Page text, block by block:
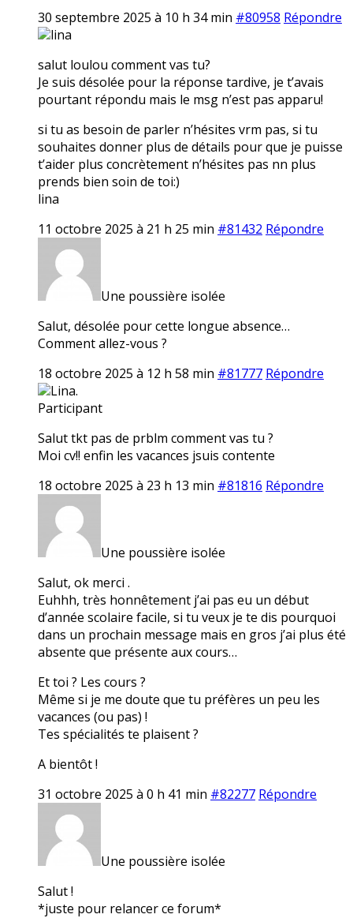
30 septembre 2025 à 10 h 34 min #80958 Répondre
lina
salut loulou comment vas tu?
Je suis désolée pour la réponse tardive, je t’avais
pourtant répondu mais le msg n’est pas apparu!
si tu as besoin de parler n’hésites vrm pas, si tu
souhaites donner plus de détails pour que je puisse
t’aider plus concrètement n’hésites pas nn plus
prends bien soin de toi:)
lina
11 octobre 2025 à 21 h 25 min #81432 Répondre
Une poussière isolée
Salut, désolée pour cette longue absence…
Comment allez-vous ?
18 octobre 2025 à 12 h 58 min #81777 Répondre
Lina.
Participant
Salut tkt pas de prblm comment vas tu ?
Moi cv!! enfin les vacances jsuis contente
18 octobre 2025 à 23 h 13 min #81816 Répondre
Une poussière isolée
Salut, ok merci .
Euhhh, très honnêtement j’ai pas eu un début
d’année scolaire facile, si tu veux je te dis pourquoi
dans un prochain message mais en gros j’ai plus été
absente que présente aux cours…
Et toi ? Les cours ?
Même si je me doute que tu préfères un peu les
vacances (ou pas) !
Tes spécialités te plaisent ?
A bientôt !
31 octobre 2025 à 0 h 41 min #82277 Répondre
Une poussière isolée
Salut !
*juste pour relancer ce forum*